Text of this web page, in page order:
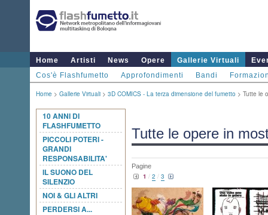
Home Artisti News Opere Gallerie Virtuali
Cos'è Flashfumetto
Approfondimenti Bandi
Home > Gallerie Virtuali > 3D COMICS - La terza dimensione del fumetto > Tutte le
10 ANNI DI
FLASHFUMETTO
PICCOLI POTERI -
GRANDI
RESPONSABILITA'
IL SUONO DEL
SILENZIO
NOI & GLI ALTRI
PERDERSI A...
Tutte le opere in
Pagine
1 / 2 / 3